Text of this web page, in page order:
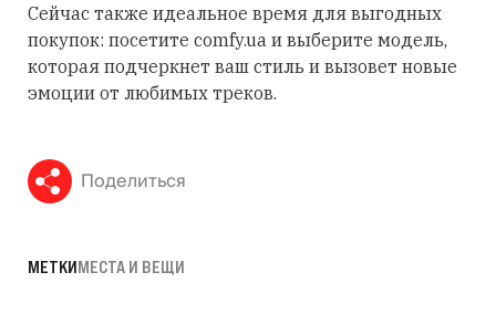
Сейчас также идеальное время для выгодных
покупок: посетите comfy.ua и выберите модель,
которая подчеркнет ваш стиль и вызовет новые
эмоции от любимых треков.
Поделиться
МЕТКИМЕСТА И ВЕЩИ